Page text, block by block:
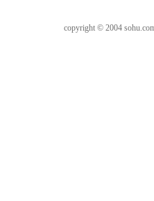
copyright © 2004